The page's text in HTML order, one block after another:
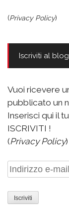
(Privacy Policy)
Iscriviti al blog
Vuoi ricevere
pubblicato un
Inserisci qui il
ISCRIVITI !
(Privacy Policy)
Indirizzo
e-
mail